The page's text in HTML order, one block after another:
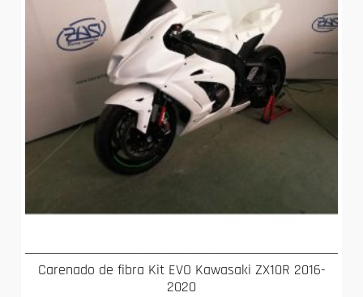
Carenado de fibra Kit EVO Kawasaki ZX10R 2016-
2020